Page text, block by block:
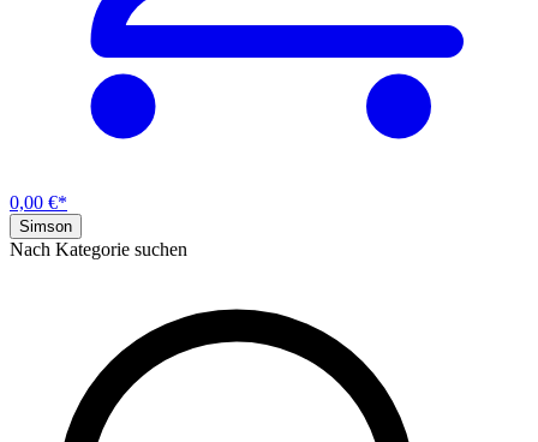
0,00 €*
Simson
Nach Kategorie suchen